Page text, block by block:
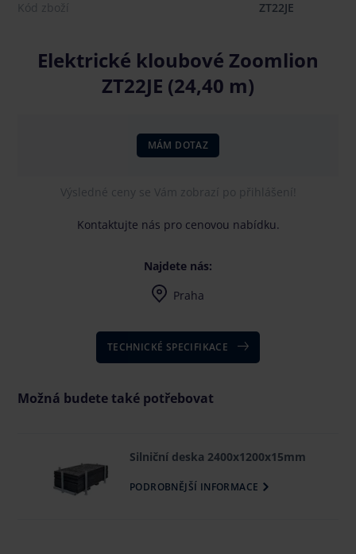
Kód zboží
ZT22JE
Elektrické kloubové Zoomlion
ZT22JE (24,40 m)
MÁM DOTAZ
Výsledné ceny se Vám zobrazí po přihlášení!
Kontaktujte nás pro cenovou nabídku.
Najdete nás:
Praha
TECHNICKÉ SPECIFIKACE
Možná budete také potřebovat
Silniční deska 2400x1200x15mm
PODROBNĚJŠÍ INFORMACE